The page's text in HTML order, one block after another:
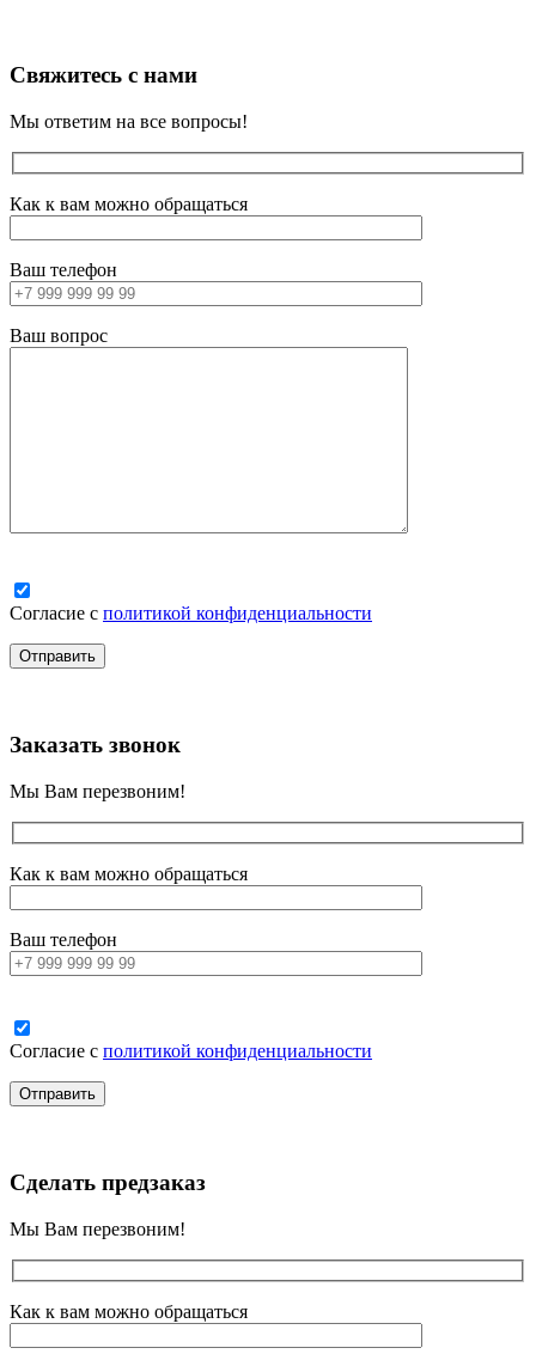
Свяжитесь с нами
Мы ответим на все вопросы!
Как к вам можно обращаться
Ваш телефон
Ваш вопрос
Согласие с политикой конфиденциальности
Заказать звонок
Мы Вам перезвоним!
Как к вам можно обращаться
Ваш телефон
Согласие с политикой конфиденциальности
Сделать предзаказ
Мы Вам перезвоним!
Как к вам можно обращаться